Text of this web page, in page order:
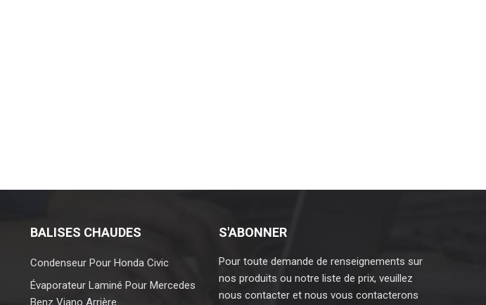
BALISES CHAUDES
Condenseur Pour Honda Civic
Évaporateur Laminé Pour Mercedes
Benz Viano Arrière
S'ABONNER
Pour toute demande de renseignements sur
nos produits ou notre liste de prix, veuillez
nous contacter et nous vous contacterons